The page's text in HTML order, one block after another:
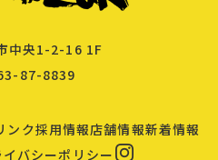
中央1-2-16 1F
87-8839
ンク採用情報店舗情報新着情報
イバシーポリシー